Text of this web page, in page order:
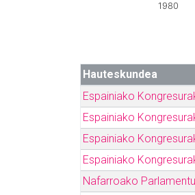
1980
Hauteskundea
Espainiako
Espainiako
Espainiako
Espainiako
Nafarroako